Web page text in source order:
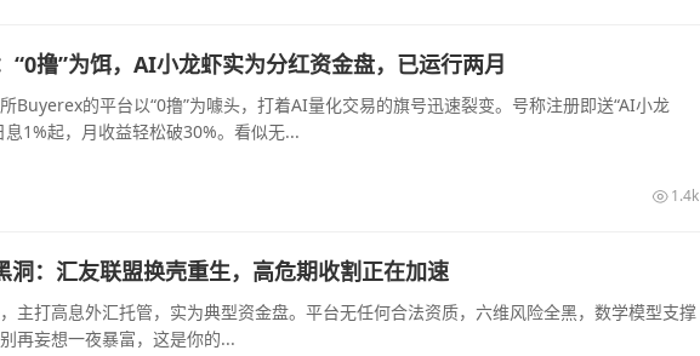
撸”为饵，AI小龙虾实为分红资金盘，已运行两月
Buyerex的平台以“0撸”为噱头，打着AI量化交易的旗号迅速裂变。号称注册即送“AI小龙
1%起，月收益轻松破30%。看似无...
1.4k
洞：汇友联盟换壳重生，高危期收割正在加速
主打高息外汇托管，实为典型资金盘。平台无任何合法资质，六维风险全黑，数学模型支撑
再妄想一夜暴富，这是你的...